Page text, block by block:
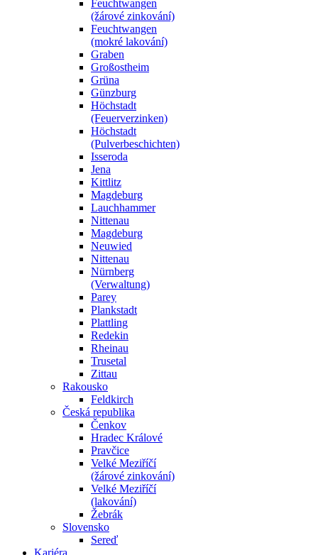
Feuchtwangen
(žárové zinkování)
Feuchtwangen
(mokré lakování)
Graben
Großostheim
Grüna
Günzburg
Höchstadt
(Feuerverzinken)
Höchstadt
(Pulverbeschichten)
Isseroda
Jena
Kittlitz
Magdeburg
Lauchhammer
Nittenau
Magdeburg
Neuwied
Nittenau
Nürnberg
(Verwaltung)
Parey
Plankstadt
Plattling
Redekin
Rheinau
Trusetal
Zittau
Rakousko
Feldkirch
Česká republika
Čenkov
Hradec Králové
Pravčice
Velké Meziříčí
(žárové zinkování)
Velké Meziříčí
(lakování)
Žebrák
Slovensko
Sereď
Kariéra